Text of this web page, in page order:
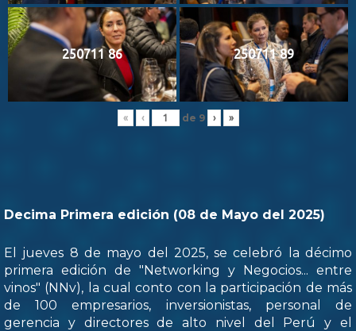
250711 86 250711 89
« ‹ de 9 › »
Decima Primera edición (08 de Mayo del 2025)
El jueves 8 de mayo del 2025, se celebró la décimo
primera edición de "Networking y Negocios... entre
vinos" (NNv), la cual conto con la participación de más
de 100 empresarios, inversionistas, personal de
gerencia y directores de alto nivel del Perú y el